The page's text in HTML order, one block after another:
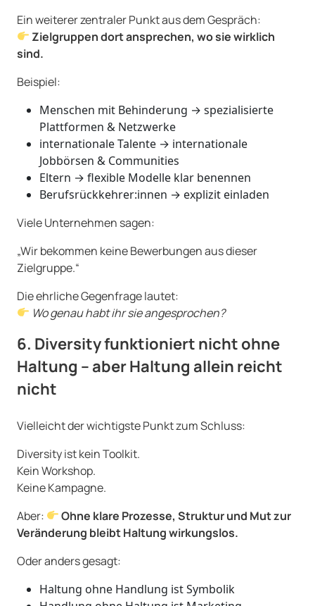
Ein weiterer zentraler Punkt aus dem Gespräch:
Zielgruppen dort ansprechen, wo sie wirklich
sind.
Beispiel:
Menschen mit Behinderung → spezialisierte
Plattformen & Netzwerke
internationale Talente → internationale
Jobbörsen & Communities
Eltern → flexible Modelle klar benennen
Berufsrückkehrer:innen → explizit einladen
Viele Unternehmen sagen:
„Wir bekommen keine Bewerbungen aus dieser
Zielgruppe.“
Die ehrliche Gegenfrage lautet:
Wo genau habt ihr sie angesprochen?
6. Diversity funktioniert nicht ohne
Haltung – aber Haltung allein reicht
nicht
Vielleicht der wichtigste Punkt zum Schluss:
Diversity ist kein Toolkit.
Kein Workshop.
Keine Kampagne.
Aber:
Ohne klare Prozesse, Struktur und Mut zur
Veränderung bleibt Haltung wirkungslos.
Oder anders gesagt:
Haltung ohne Handlung ist Symbolik